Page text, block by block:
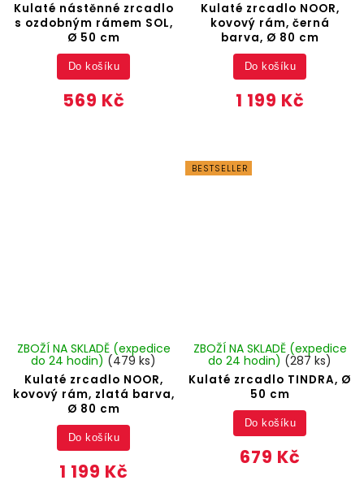
Kulaté nástěnné zrcadlo
s ozdobným rámem SOL,
Ø 50 cm
569 Kč
Do košíku
Kulaté zrcadlo NOOR,
kovový rám, černá
barva, Ø 80 cm
1 199 Kč
Do košíku
Kulaté zrcadlo NOOR,
kovový rám, zlatá barva,
Ø 80 cm
ZBOŽÍ NA SKLADĚ (expedice
do 24 hodin) (479 ks)
1 199 Kč
Do košíku
BESTSELLER
Kulaté zrcadlo TINDRA, Ø
50 cm
ZBOŽÍ NA SKLADĚ (expedice
do 24 hodin) (287 ks)
679 Kč
Do košíku